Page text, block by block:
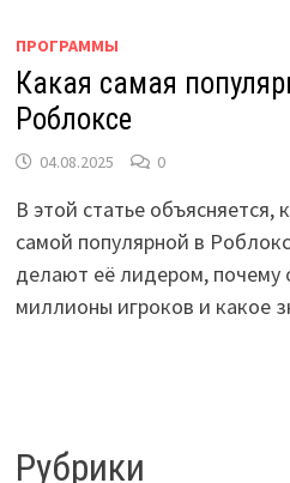
ПРОГРАММЫ
Какая самая
Роблоксе
04.08.2025 0
В этой статье объясняется,
самой популярной в
делают её лидером, почему
миллионы игроков и какое
Рубрики